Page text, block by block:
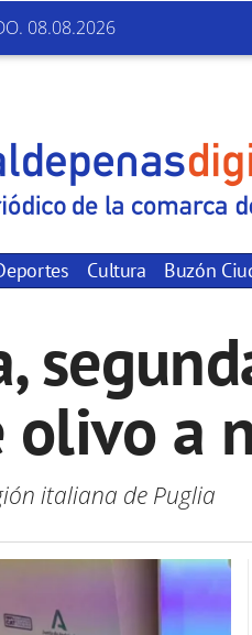
08.08.2026
Cultura Buzón
olivo a
italiana de Puglia